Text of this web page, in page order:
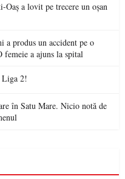
a lovit pe trecere un oșan
produs un accident pe o
femeie a ajuns la spital
Liga 2!
în Satu Mare. Nicio notă de